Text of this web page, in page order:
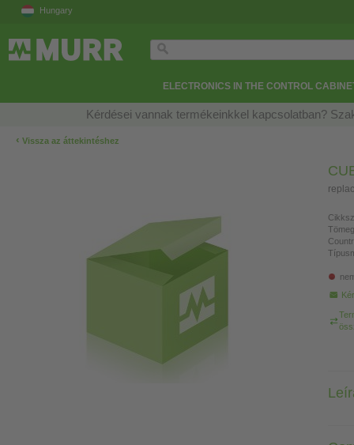
Hungary
ELECTRONICS IN THE CONTROL
Kérdései vannak termékeinkkel kapcsolatban?
‹ Vissza az áttekintéshez